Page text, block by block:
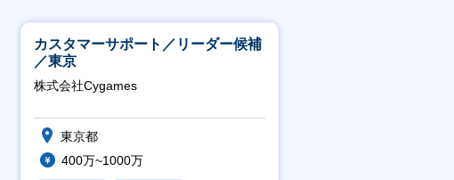
カスタマーサポート／リーダー候補
／東京
株式会社Cygames
東京都
400万~1000万